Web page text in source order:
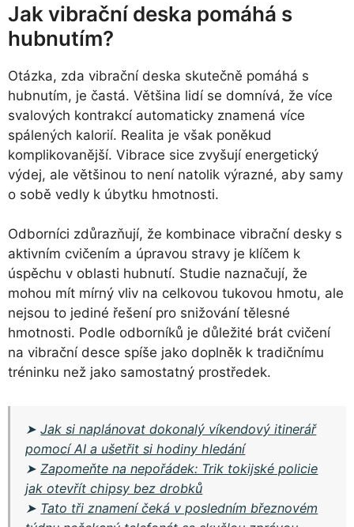
Jak vibrační deska pomáhá s
hubnutím?
Otázka, zda vibrační deska skutečně pomáhá s
hubnutím, je častá. Většina lidí se domnívá, že více
svalových kontrakcí automaticky znamená více
spálených kalorií. Realita je však poněkud
komplikovanější. Vibrace sice zvyšují energetický
výdej, ale většinou to není natolik výrazné, aby samy
o sobě vedly k úbytku hmotnosti.
Odborníci zdůrazňují, že kombinace vibrační desky s
aktivním cvičením a úpravou stravy je klíčem k
úspěchu v oblasti hubnutí. Studie naznačují, že
mohou mít mírný vliv na celkovou tukovou hmotu, ale
nejsou to jediné řešení pro snižování tělesné
hmotnosti. Podle odborníků je důležité brát cvičení
na vibrační desce spíše jako doplněk k tradičnímu
tréninku než jako samostatný prostředek.
➤Jak si naplánovat dokonalý víkendový itinerář
pomocí AI a ušetřit si hodiny hledání
➤Zapomeňte na nepořádek: Trik tokijské policie
jak otevřít chipsy bez drobků
➤ Tato tři znamení čeká v posledním březnovém